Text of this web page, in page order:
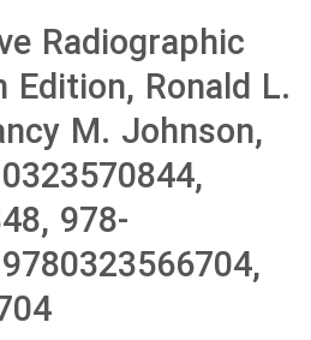
Radiographic
Ronald L.
M. Johnson,
978-